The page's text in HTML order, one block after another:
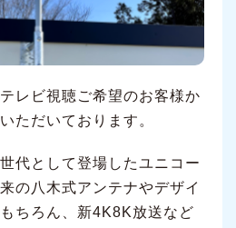
レビ視聴ご希望のお客様か
ただいております。
代として登場したユニコー
の八木式アンテナやデザイ
ちろん、新4K8K放送など